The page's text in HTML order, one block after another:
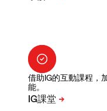
借助IG的互動課程，
能。